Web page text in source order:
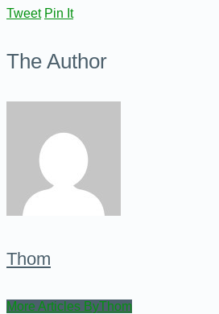
Tweet Pin It
The Author
Thom
More Articles ByThom